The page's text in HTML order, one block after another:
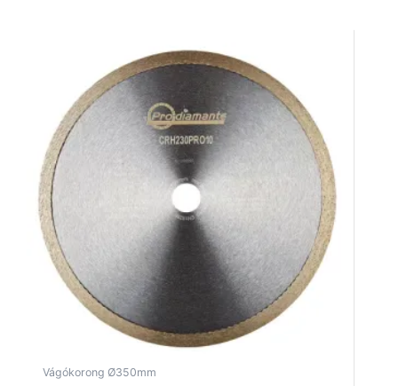
Vágókorong Ø350mm